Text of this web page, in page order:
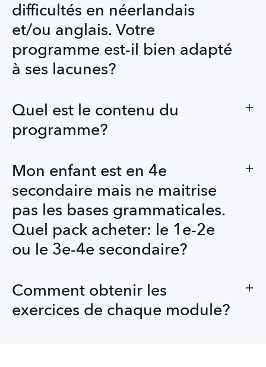
difficultés en néerlandais
et/ou anglais. Votre
programme est-il bien adapté
à ses lacunes?
Quel est le contenu du
programme?
Mon enfant est en 4e
secondaire mais ne maitrise
pas les bases grammaticales.
Quel pack acheter: le 1e-2e
ou le 3e-4e secondaire?
Comment obtenir les
exercices de chaque module?